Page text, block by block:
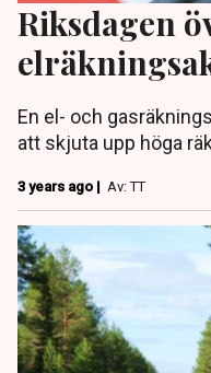
Riksdagen
En el- och
att skjuta upp höga
3 years ago | Av: TT